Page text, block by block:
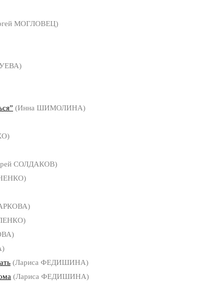
МОГЛОВЕЦ)
(Инна ШИМОЛИНА)
СОЛДАКОВ)
(Лариса ФЕДИШИНА)
(Лариса ФЕДИШИНА)